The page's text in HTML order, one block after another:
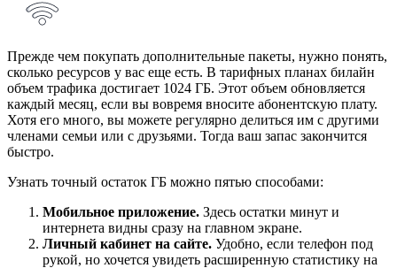
Прежде чем покупать дополнительные пакеты, нужно понять,
сколько ресурсов у вас еще есть. В тарифных планах билайн
объем трафика достигает 1024 ГБ. Этот объем обновляется
каждый месяц, если вы вовремя вносите абонентскую плату.
Хотя его много, вы можете регулярно делиться им с другими
членами семьи или с друзьями. Тогда ваш запас закончится
быстро.
Узнать точный остаток ГБ можно пятью способами:
Мобильное приложение. Здесь остатки минут и
интернета видны сразу на главном экране.
Личный кабинет на сайте. Удобно, если телефон под
рукой, но хочется увидеть расширенную статистику на